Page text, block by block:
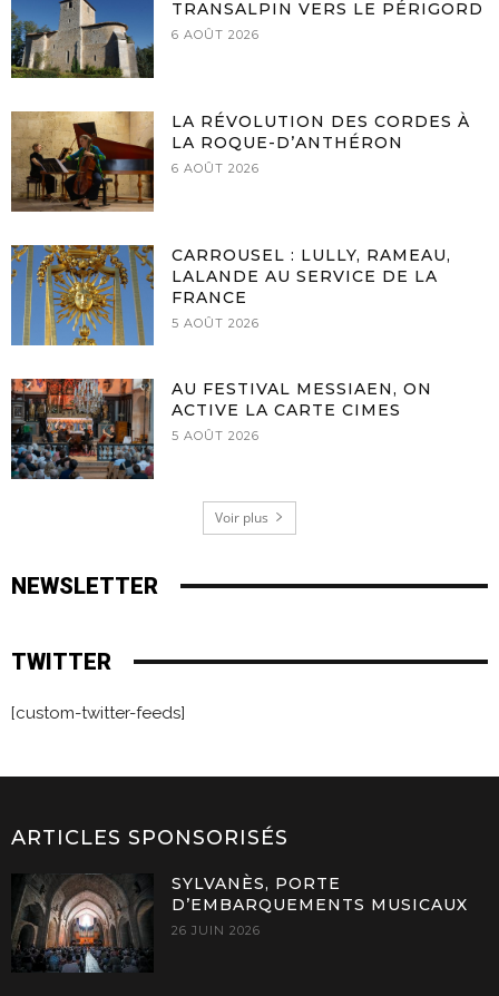
TRANSALPIN VERS LE PÉRIGORD
6 AOÛT 2026
LA RÉVOLUTION DES CORDES À
LA ROQUE-D’ANTHÉRON
6 AOÛT 2026
CARROUSEL : LULLY, RAMEAU,
LALANDE AU SERVICE DE LA
FRANCE
5 AOÛT 2026
AU FESTIVAL MESSIAEN, ON
ACTIVE LA CARTE CIMES
5 AOÛT 2026
Voir plus
NEWSLETTER
TWITTER
[custom-twitter-feeds]
ARTICLES SPONSORISÉS
SYLVANÈS, PORTE
D’EMBARQUEMENTS MUSICAUX
26 JUIN 2026